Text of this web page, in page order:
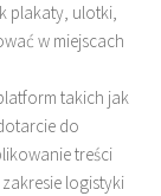
plakaty, ulotki,
w miejscach
takich jak
do
treści
logistyki